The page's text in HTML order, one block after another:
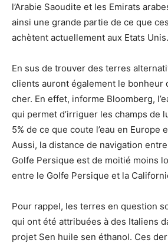
l’Arabie Saoudite et les Emirats
ainsi une grande partie de ce que
achètent actuellement aux Etats
En sus de trouver des terres
clients auront également le bonheur
cher. En effet, informe Bloomberg,
qui permet d’irriguer les champs de
5% de ce que coute l’eau en Europe
Aussi, la distance de navigation
Golfe Persique est de moitié moins
entre le Golfe Persique et la
Pour rappel, les terres en question
qui ont été attribuées à des Italiens
projet Sen huile sen éthanol. Ces